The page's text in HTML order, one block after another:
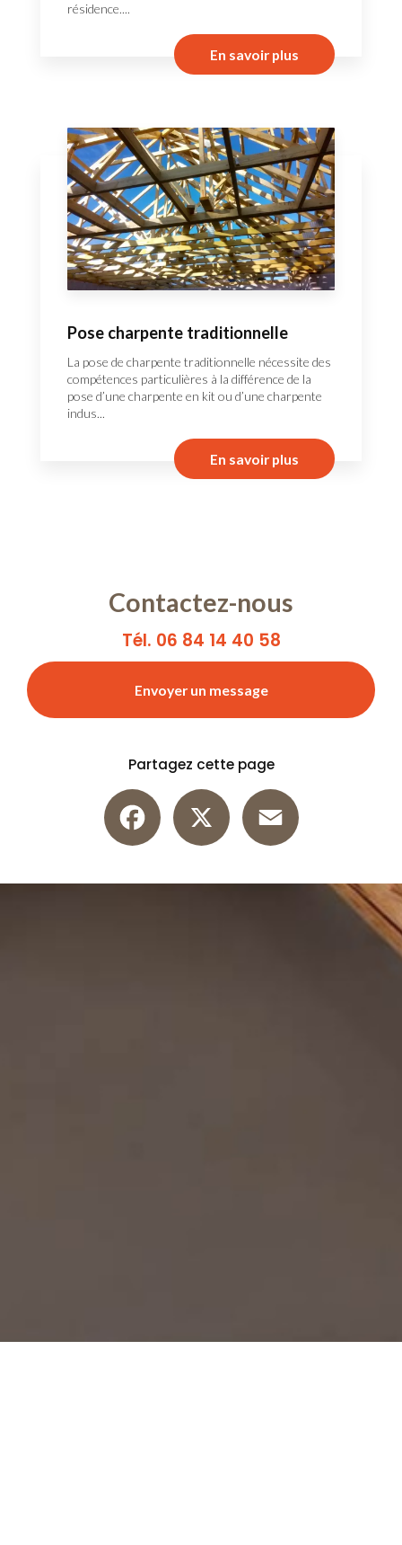
résidence....
En savoir plus
Pose charpente traditionnelle
La pose de charpente traditionnelle nécessite des
compétences particulières à la différence de la
pose d’une charpente en kit ou d’une charpente
indus...
En savoir plus
Contactez-nous
Tél. 06 84 14 40 58
Envoyer un message
Partagez cette page
Facebook